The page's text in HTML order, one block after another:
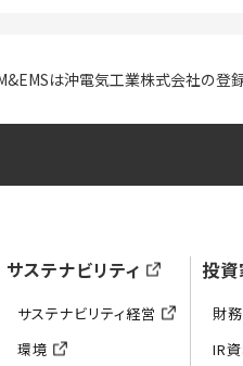
は沖電気工業株式会社の登
サステナビリティ
サステナビリティ経営
環境
投
財
IR